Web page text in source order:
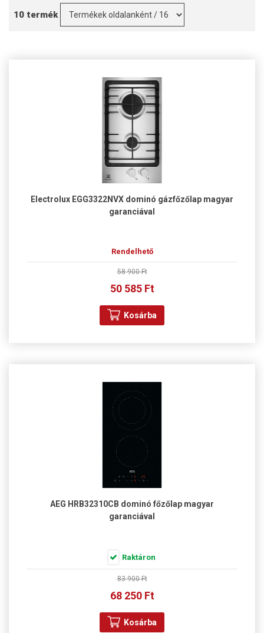
10 termék
Electrolux EGG3322NVX dominó gázfőzőlap magyar
garanciával
Rendelhető
58 900 Ft
50 585 Ft
Kosárba
AEG HRB32310CB dominó főzőlap magyar
garanciával
Raktáron
83 900 Ft
68 250 Ft
Kosárba